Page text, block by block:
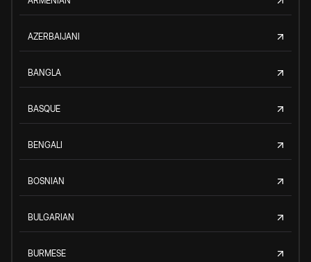
AZERBAIJANI
BANGLA
BASQUE
BENGALI
BOSNIAN
BULGARIAN
BURMESE